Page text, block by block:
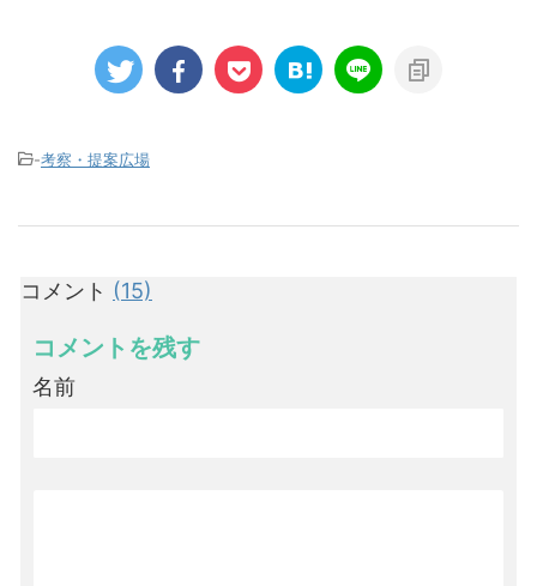
-考察・提案広場
コメント (15)
コメントを残す
名前